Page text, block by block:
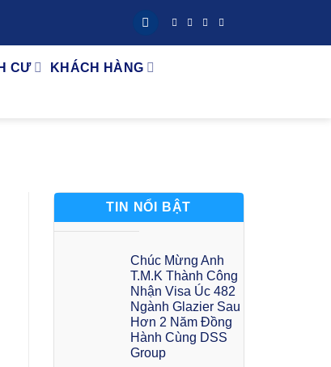
CƯ KHÁCH HÀNG
TIN NỔI BẬT
Chúc Mừng Anh
T.M.K Thành Công
Nhận Visa Úc 482
Ngành Glazier Sau
Hơn 2 Năm Đồng
Hành Cùng DSS
Group